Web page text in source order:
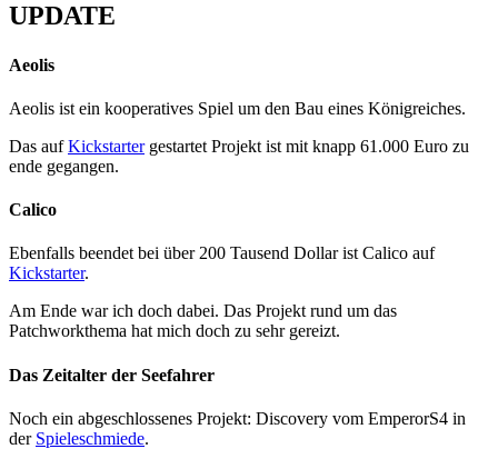
UPDATE
Aeolis
Aeolis ist ein kooperatives Spiel um den Bau eines Königreiches.
Das aufKickstartergestartet Projekt ist mit knapp 61.000 Euro zu
ende gegangen.
Calico
Ebenfalls beendet bei über 200 Tausend Dollar ist Calico auf
Kickstarter.
Am Ende war ich doch dabei. Das Projekt rund um das
Patchworkthema hat mich doch zu sehr gereizt.
Das Zeitalter der Seefahrer
Noch ein abgeschlossenes Projekt: Discovery vom EmperorS4 in
der Spieleschmiede.